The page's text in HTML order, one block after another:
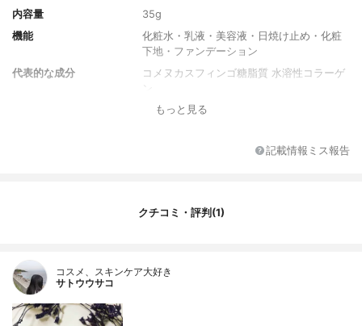
内容量
35g
機能
化粧水・乳液・美容液・日焼け止め・化粧
下地・ファンデーション
代表的な成分
コメヌカスフィンゴ糖脂質 水溶性コラーゲ
ン
水、シクロペンタシロキサン、酸化亜鉛、
ＥＧ－１０ジメチコン、ＰＥＧ－９ポリジ
ラミドＮＰ、セラミドＡＰ、水溶性コラー
油、コメヌカスフィンゴ糖脂質、アルギニ
もっと見る
記載情報ミス報告
クチコミ・評判(1)
コスメ、スキンケア大好き
サトウウサコ